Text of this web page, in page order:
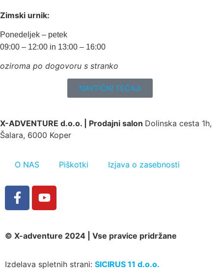
Zimski urnik:
Ponedeljek – petek
09:00 – 12:00 in 13:00 – 16:00
oziroma po dogovoru s stranko
NAVTIČNI TEČAJI
X-ADVENTURE d.o.o. | Prodajni salon Dolinska cesta 1h,
Šalara, 6000 Koper
O NAS Piškotki Izjava o zasebnosti
© X-adventure 2024 | Vse pravice pridržane
Izdelava spletnih strani: SICIRUS 11 d.o.o.